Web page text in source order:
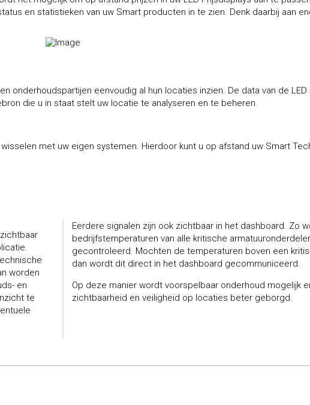
en statistieken van uw Smart producten in te zien. Denk daarbij aan
onderhoudspartijen eenvoudig al hun locaties inzien. De data van de LED
die u in staat stelt uw locatie te analyseren en te beheren.
met uw eigen systemen. Hierdoor kunt u op afstand uw Smart
worden
en
te
Eerdere signalen zijn ook zichtbaar in het dashboard. Zo
bedrijfstemperaturen van alle kritische
gecontroleerd. Mochten de temperaturen boven een
dan wordt dit direct in het dashboard gecommuniceerd.
Op deze manier wordt voorspelbaar onderhoud mogelijk
zichtbaarheid en veiligheid op locaties beter geborgd.